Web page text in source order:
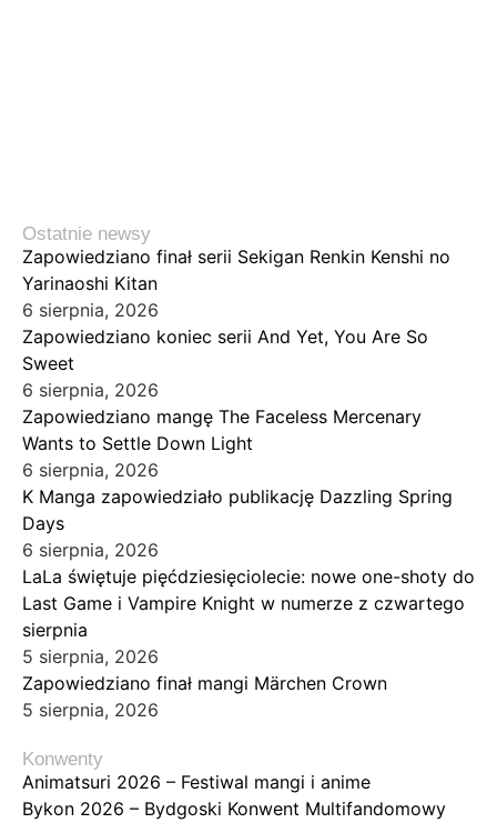
Ostatnie newsy
Zapowiedziano finał serii Sekigan Renkin Kenshi no
Yarinaoshi Kitan
6 sierpnia, 2026
Zapowiedziano koniec serii And Yet, You Are So
Sweet
6 sierpnia, 2026
Zapowiedziano mangę The Faceless Mercenary
Wants to Settle Down Light
6 sierpnia, 2026
K Manga zapowiedziało publikację Dazzling Spring
Days
6 sierpnia, 2026
LaLa świętuje pięćdziesięciolecie: nowe one-shoty do
Last Game i Vampire Knight w numerze z czwartego
sierpnia
5 sierpnia, 2026
Zapowiedziano finał mangi Märchen Crown
5 sierpnia, 2026
Konwenty
Animatsuri 2026 – Festiwal mangi i anime
Bykon 2026 – Bydgoski Konwent Multifandomowy